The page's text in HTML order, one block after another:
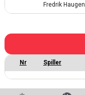
Fredrik Haugen